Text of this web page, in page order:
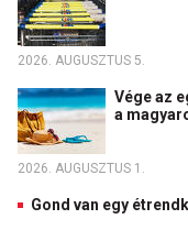
2026. AUGUSZTUS 5.
Vége az
a
2026. AUGUSZTUS 1.
Gond van egy